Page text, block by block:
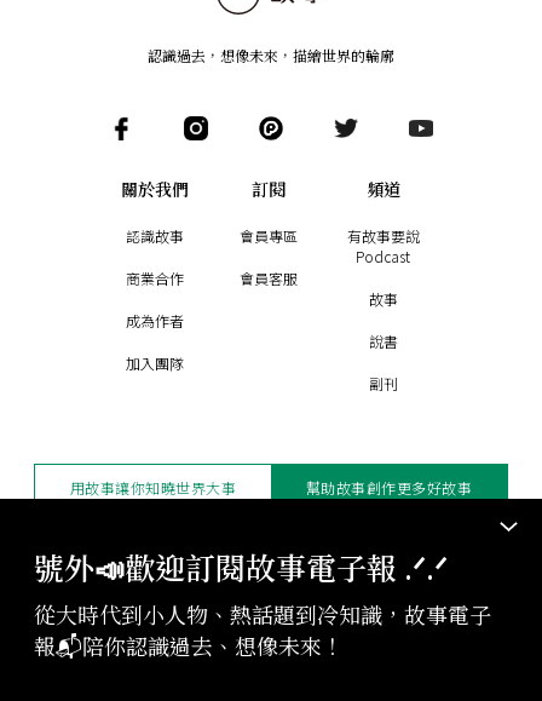
號外📣歡迎訂閱故事電子報 .ᐟ‪‪.ᐟ
從大時代到小人物、熱話題到冷知識，故事電子
報📬陪你認識過去、想像未來！
認識過去，想像未來 ， 描繪世界的輪廓
關於我們
認識故事
商業合作
成為作者
加入團隊
訂閱
會員專區
會員客服
頻道
有故事要說
Podcast
故事
說書
副刊
版權聲明與轉載規範
授權與合作：contact@storystudio.tw
用故事讓你知曉世界大事 幫助故事創作更多好故事